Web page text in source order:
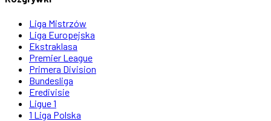
Liga Mistrzów
Liga Europejska
Ekstraklasa
Premier League
Primera Division
Bundesliga
Eredivisie
Ligue 1
1 Liga Polska